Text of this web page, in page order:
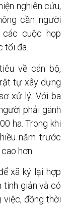
nghiên cứu,
cần người
các cuộc họp
tối đa.
về cán bộ,
tự xây dựng
xử lý. Với ba
phải gánh
ha. Trong khi
năm trước
hơn.
xã ký lại hợp
tinh giản và có
đồng thời